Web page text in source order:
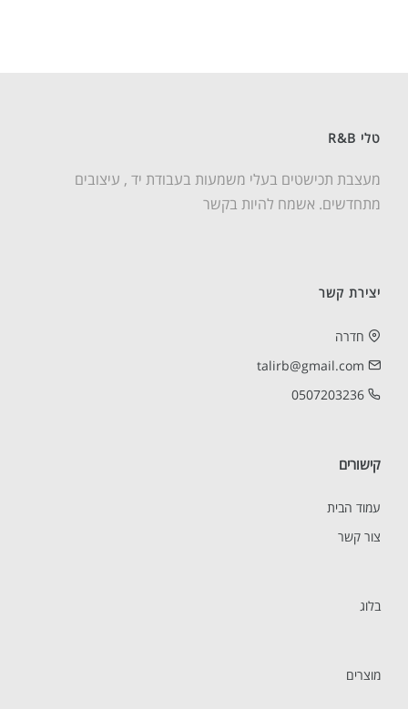
טלי R&B
מעצבת תכישטים בעלי משמעות בעבודת יד , עיצובים
מתחדשים. אשמח להיות בקשר
יצירת קשר
חדרה
talirb@gmail.com
0507203236
קישורים
עמוד הבית
צור קשר
בלוג
מוצרים